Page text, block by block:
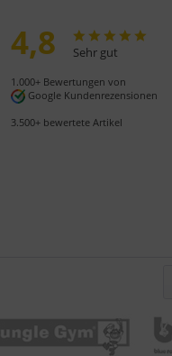
4,8 Sehr gut
1.000+ Bewertungen von
Google Kundenrezensionen
3.500+ bewertete Artikel